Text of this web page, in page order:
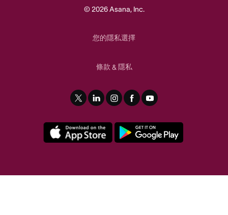
© 2026 Asana, Inc.
您的隱私選擇
條款 & 隱私